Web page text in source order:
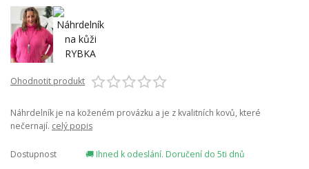
Ohodnotit produkt
Náhrdelník je na koženém provázku a je z kvalitních kovů, které
nečernají. celý popis
Dostupnost 🚚 Ihned k odeslání. Doručení do 5ti dnů